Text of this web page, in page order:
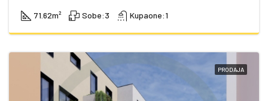
71.62m² Sobe:3 Kupaone:1
PRODAJA